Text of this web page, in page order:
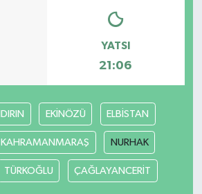
YATSI
21:06
EKİNÖZÜ ELBİSTAN
KAHRAMANMARAŞ NURHAK
TÜRKOĞLU ÇAĞLAYANCERİT